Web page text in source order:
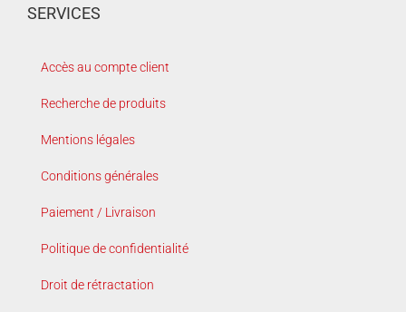
SERVICES
Accès au compte client
Recherche de produits
Mentions légales
Conditions générales
Paiement / Livraison
Politique de confidentialité
Droit de rétractation